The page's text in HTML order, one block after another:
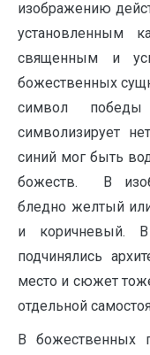
изображению
установленным
священным и
божественных
символ
символизирует
синий мог быть
божеств. В
бледно желтый
и коричневый.
подчинялись
место и сюжет
отдельной
В божественных